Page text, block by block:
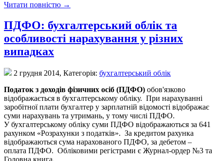
Читати повністю →
ПДФО: бухгалтерський облік та
особливості нарахування у різних
випадках
2 грудня 2014, Категорія: бухгалтерський облік
Податок з доходів фізичних осіб (ПДФО) обов'язково
відображається в бухгалтерському обліку. При нарахуванні
заробітної плати бухгалтер у зарплатній відомості відображає
суми нарахувань та утримань, у тому числі ПДФО.
У бухгалтерському обліку суми ПДФО відображаються за 641
рахунком «Розрахунки з податків». За кредитом рахунка
відображаються сума нарахованого ПДФО, за дебетом –
оплата ПДФО. Обліковими регістрами є Журнал-ордер №3 та